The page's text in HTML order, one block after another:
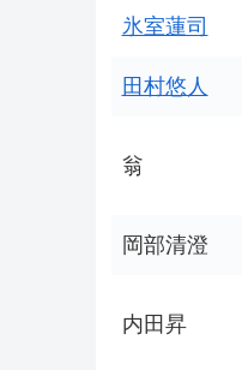
氷室蓮司
田村悠人
翁
岡部清澄
内田昇